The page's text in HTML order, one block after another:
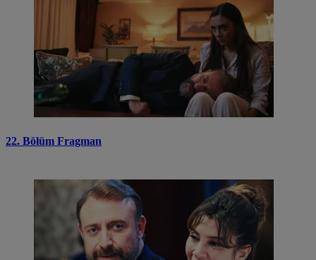
22. Bölüm Fragman